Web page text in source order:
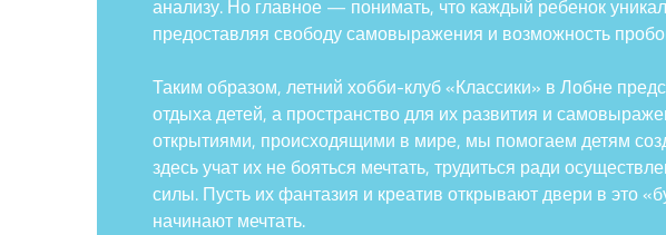
анализу. Но главное — понимать, что каждый ребенок
предоставляя свободу самовыражения и возможность
Таким образом, летний хобби-клуб «Классики» в Лобне
отдыха детей, а пространство для их развития и
открытиями, происходящими в мире, мы помогаем детям
здесь учат их не бояться мечтать, трудиться ради
силы. Пусть их фантазия и креатив открывают двери в это
начинают мечтать.